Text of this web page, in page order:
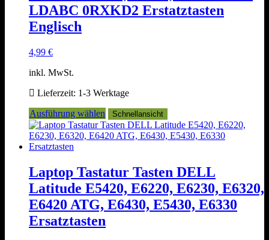
Optionen
können
LDABC 0RXKD2 Erstatztasten
Englisch
4,99 €
inkl. MwSt.
Lieferzeit: 1-3 Werktage
Ausführung wählen
Dieses
Produkt
weist
auf.
Die
Optionen
können
auf
Schnellansicht
Laptop Tastatur Tasten DELL
Latitude E5420, E6220, E6230, E6320,
E6420 ATG, E6430, E5430, E6330
Ersatztasten